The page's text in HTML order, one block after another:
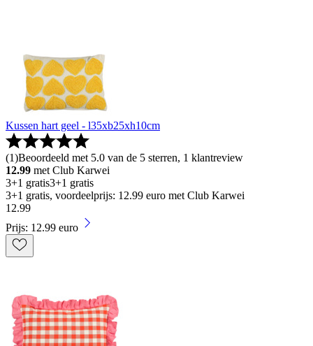
Kussen hart geel - l35xb25xh10cm
(1)Beoordeeld met 5.0 van de 5 sterren, 1 klantreview
12.99 met Club Karwei
3+1 gratis3+1 gratis
3+1 gratis, voordeelprijs: 12.99 euro met Club Karwei
12.99
Prijs: 12.99 euro